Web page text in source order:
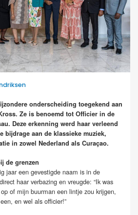
onderscheiding toegekend aan
Ze is benoemd tot Officier in de
Deze erkenning werd haar verleend
bijdrage aan de klassieke muziek,
in zowel Nederland als Curaçao.
de grenzen
jaar een gevestigde naam is in de
haar verbazing en vreugde: “Ik was
of mijn buurman een lintje zou krijgen,
en wel als officier!”